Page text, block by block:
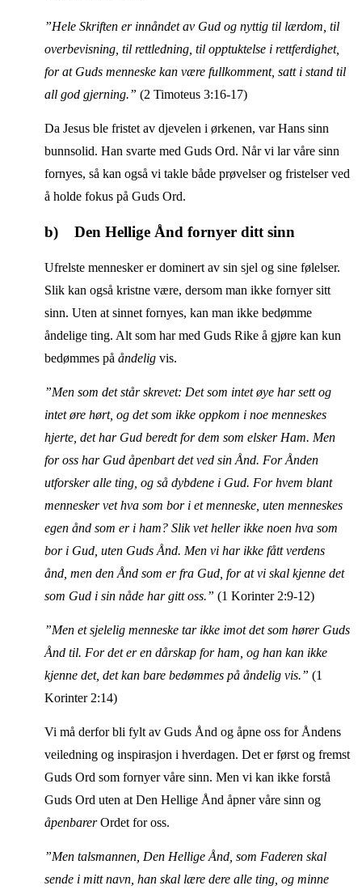
”Hele Skriften er innåndet av Gud og nyttig til lærdom, til
overbevisning, til rettledning, til opptuktelse i rettferdighet,
for at Guds menneske kan være fullkomment, satt i stand til
all god gjerning.” (2 Timoteus 3:16-17)
Da Jesus ble fristet av djevelen i ørkenen, var Hans sinn
bunnsolid. Han svarte med Guds Ord. Når vi lar våre sinn
fornyes, så kan også vi takle både prøvelser og fristelser ved
å holde fokus på Guds Ord.
b) Den Hellige Ånd fornyer ditt sinn
Ufrelste mennesker er dominert av sin sjel og sine følelser.
Slik kan også kristne være, dersom man ikke fornyer sitt
sinn. Uten at sinnet fornyes, kan man ikke bedømme
åndelige ting. Alt som har med Guds Rike å gjøre kan kun
bedømmes på åndelig vis.
”Men som det står skrevet: Det som intet øye har sett og
intet øre hørt, og det som ikke oppkom i noe menneskes
hjerte, det har Gud beredt for dem som elsker Ham. Men
for oss har Gud åpenbart det ved sin Ånd. For Ånden
utforsker alle ting, og så dybdene i Gud. For hvem blant
mennesker vet hva som bor i et menneske, uten menneskes
egen ånd som er i ham? Slik vet heller ikke noen hva som
bor i Gud, uten Guds Ånd. Men vi har ikke fått verdens
ånd, men den Ånd som er fra Gud, for at vi skal kjenne det
som Gud i sin nåde har gitt oss.” (1 Korinter 2:9-12)
”Men et sjelelig menneske tar ikke imot det som hører Guds
Ånd til. For det er en dårskap for ham, og han kan ikke
kjenne det, det kan bare bedømmes på åndelig vis.” (1
Korinter 2:14)
Vi må derfor bli fylt av Guds Ånd og åpne oss for Åndens
veiledning og inspirasjon i hverdagen. Det er først og fremst
Guds Ord som fornyer våre sinn. Men vi kan ikke forstå
Guds Ord uten at Den Hellige Ånd åpner våre sinn og
åpenbarerOrdet for oss.
”Men talsmannen, Den Hellige Ånd, som Faderen skal
sende i mitt navn, han skal lære dere alle ting, og minne